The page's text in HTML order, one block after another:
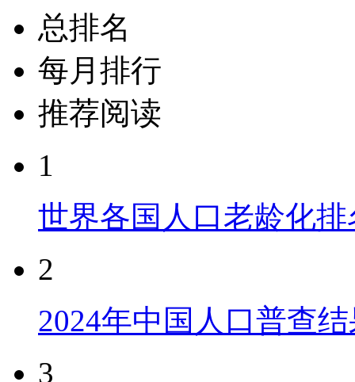
总排名
每月排行
推荐阅读
1
世界各国人口老龄化
2
2024年中国人口普查
3